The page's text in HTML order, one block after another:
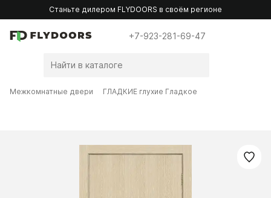
Станьте дилером FLYDOORS в своём регионе
+7-923-281-69-47
Межкомнатные двери ГЛАДКИЕ глухие Гладкое